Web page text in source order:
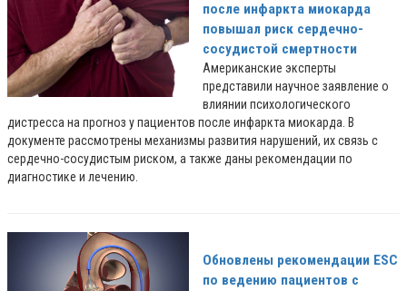
после инфаркта миокарда
повышал риск сердечно-
сосудистой смертности
Американские эксперты
представили научное заявление о
влиянии психологического
дистресса на прогноз у пациентов после инфаркта миокарда. В
документе рассмотрены механизмы развития нарушений, их связь с
сердечно-сосудистым риском, а также даны рекомендации по
диагностике и лечению.
Обновлены рекомендации ESC
по ведению пациентов с